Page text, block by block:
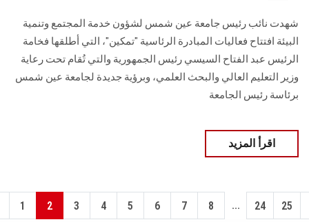
شهدت نائب رئيس جامعة عين شمس لشؤون خدمة المجتمع وتنمية
البيئة افتتاح فعاليات المبادرة الرئاسية "تمكين"، التي أطلقها فخامة
الرئيس عبد الفتاح السيسي رئيس الجمهورية والتي تُقام تحت رعاية
وزير التعليم العالي والبحث العلمي، وبرؤية جديدة لجامعة عين شمس
برئاسة رئيس الجامعة
اقرأ المزيد
1 2 3 4 5 6 7 8 ... 24 25